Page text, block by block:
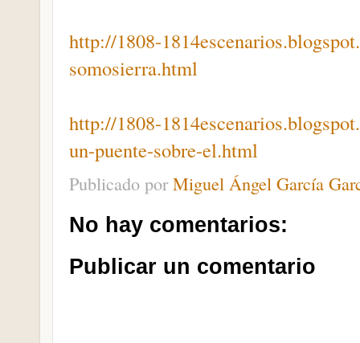
http://1808-
somosierra.html
http://1808-
un-puente-sobre-el.html
Publicado porMiguel Ángel García
No hay comentarios:
Publicar un comentario